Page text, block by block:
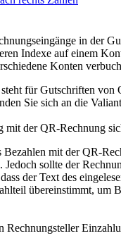
in der
Indexe auf einem
Konten
für Gutschriften von
Sie sich an die
mit der QR-Rechnung
Bezahlen mit der QR-
Jedoch sollte der
der Text des
übereinstimmt, um
Rechnungsteller